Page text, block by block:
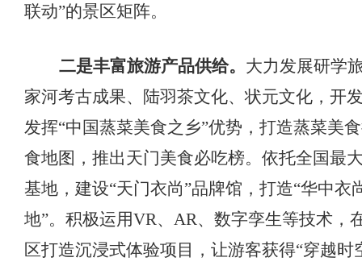
联动”的景区矩阵。
二是丰富旅游产品供给。 大力发展研学
家河考古成果、陆羽茶文化、状元文化，开
发挥“中国蒸菜美食之乡”优势，打造蒸菜美
食地图，推出天门美食必吃榜。依托全国最
基地，建设“天门衣尚”品牌馆，打造“华中衣
地”。积极运用VR、AR、数字孪生等技术，
区打造沉浸式体验项目，让游客获得“穿越时